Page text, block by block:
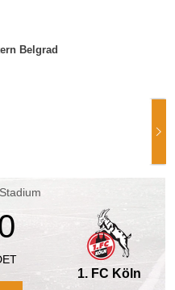
Belgrad
1. FC Köln